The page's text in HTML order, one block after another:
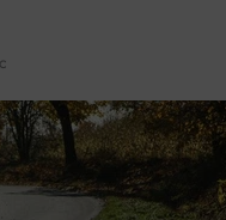
Bitumenes
szakértők szerint akár 5